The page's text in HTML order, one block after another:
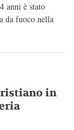
anni è stato
da fuoco nella
in